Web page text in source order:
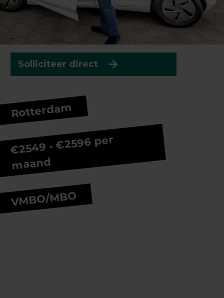
Solliciteer direct
Rotterdam
€2549 - €2596 per
maand
VMBO/MBO